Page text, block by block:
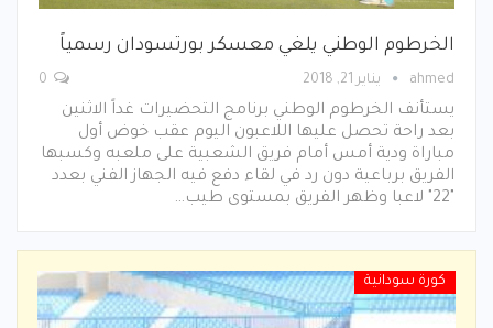
الخرطوم الوطني يلغي معسكر بورتسودان رسمياً
ahmed يناير 21, 2018
يستأنف الخرطوم الوطني برنامج التحضيرات غداً الاثنين
بعد راحة تحصل عليها اللاعبون اليوم عقب خوض أول
مباراة ودية أمس أمام فريق الشعبية على ملعبه وكسبها
الفريق برباعية دون رد في لقاء دفع فيه الجهاز الفني بعدد
كورة سودانية